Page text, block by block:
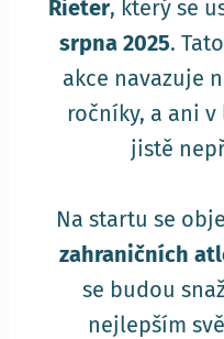
Rieter, který se
srpna 2025.
akce navazuje
ročníky, a ani
jistě
Na startu se
zahraničních
se budou
nejlepším